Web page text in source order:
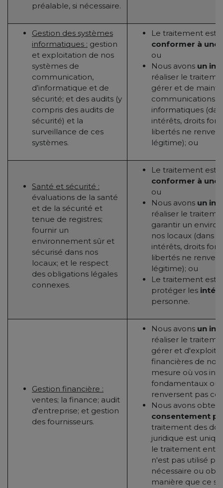
préalable, si nécessaire.
Gestion des systèmes
informatiques : gestion
et exploitation de nos
systèmes de
communication,
d’informatique et de
sécurité; et des audits (y
compris des audits de
sécurité) et la
surveillance de ces
systèmes.
Le traitement est
conformer à une
ou
Nous avons un
réaliser le
gérer et de
communications
informatiques
intérêts, droits
libertés ne
légitime); ou
Santé et sécurité :
évaluations de la santé
et de la sécurité et
tenue de registres;
fournir un
environnement sûr et
sécurisé dans nos
locaux; et le respect
des obligations légales
connexes.
Le traitement est
conformer à une
ou
Nous avons un
réaliser le
garantir un
nos locaux (dans
intérêts, droits
libertés ne
légitime); ou
Le traitement est
protéger les
personne.
Gestion financière :
ventes; la finance; audit
d'entreprise; et gestion
des fournisseurs.
Nous avons un
réaliser le
gérer et
financières de
mesure où vos
fondamentaux ou
renversent pas
Nous avons
consentement
traitement des
juridique est
le traitement
n'est pas utilisé
nécessaire ou
manière que ce